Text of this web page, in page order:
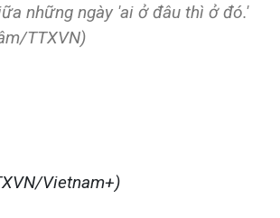
những ngày 'ai ở đâu thì ở đó.'
TTXVN)
Vietnam+)